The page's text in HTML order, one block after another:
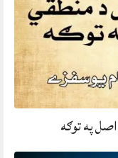
په توګه